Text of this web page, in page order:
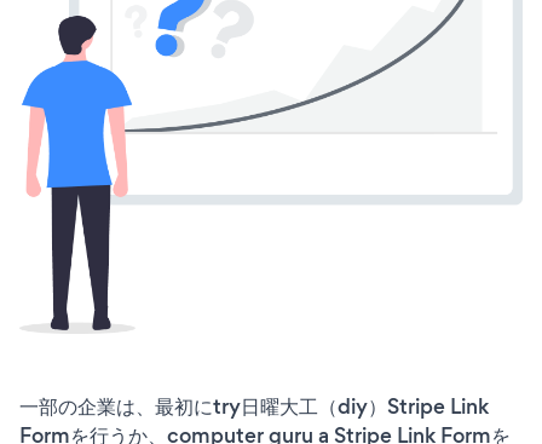
一部の企業は、最初にtry日曜大工（diy）Stripe Link
Formを行うか、computer guru a Stripe Link Formを